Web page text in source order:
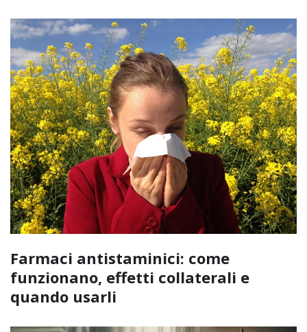
Farmaci antistaminici: come
funzionano, effetti collaterali e
quando usarli